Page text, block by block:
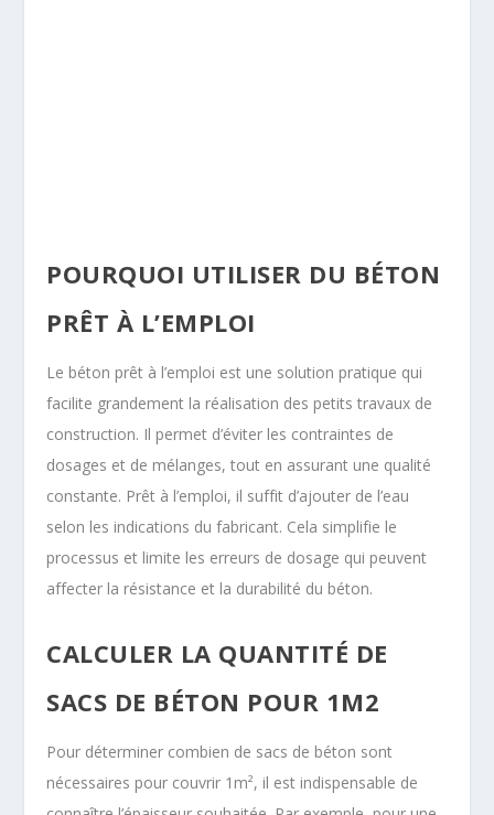
POURQUOI UTILISER DU BÉTON
PRÊT À L’EMPLOI
Le béton prêt à l’emploi est une solution pratique qui
facilite grandement la réalisation des petits travaux de
construction. Il permet d’éviter les contraintes de
dosages et de mélanges, tout en assurant une qualité
constante. Prêt à l’emploi, il suffit d’ajouter de l’eau
selon les indications du fabricant. Cela simplifie le
processus et limite les erreurs de dosage qui peuvent
affecter la résistance et la durabilité du béton.
CALCULER LA QUANTITÉ DE
SACS DE BÉTON POUR 1M2
Pour déterminer combien de sacs de béton sont
nécessaires pour couvrir 1m², il est indispensable de